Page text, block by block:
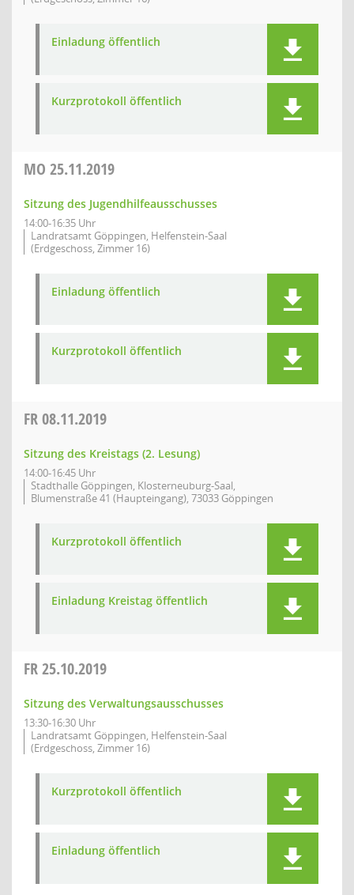
Einladung öffentlich
Kurzprotokoll öffentlich
MO 25.11.2019
Sitzung des Jugendhilfeausschusses
14:00-16:35 Uhr
Landratsamt Göppingen, Helfenstein-Saal
(Erdgeschoss, Zimmer 16)
Einladung öffentlich
Kurzprotokoll öffentlich
FR08.11.2019
Sitzung des Kreistags (2. Lesung)
14:00-16:45 Uhr
Stadthalle Göppingen, Klosterneuburg-Saal,
Blumenstraße 41 (Haupteingang), 73033 Göppingen
Kurzprotokoll öffentlich
Einladung Kreistag öffentlich
FR25.10.2019
Sitzung des Verwaltungsausschusses
13:30-16:30 Uhr
Landratsamt Göppingen, Helfenstein-Saal
(Erdgeschoss, Zimmer 16)
Kurzprotokoll öffentlich
Einladung öffentlich